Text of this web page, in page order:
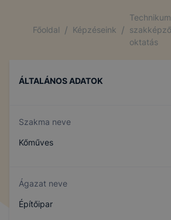
Főoldal / Képzéseink /
oktatás
ÁLTALÁNOS ADATOK
Szakma neve
Kőműves
Ágazat neve
Építőipar